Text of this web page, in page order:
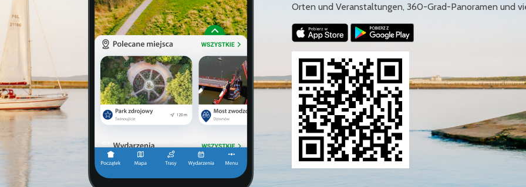
Orten und Veranstaltungen, 360-Grad-Panoramen und